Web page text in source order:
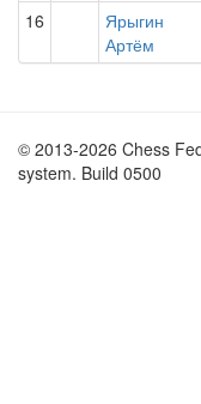
16
Ярыгин
Артём
© 2013-2026 Chess
system. Build 0500